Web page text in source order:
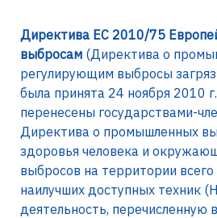
Директива ЕС 2010/75
выбросам (Директива о
регулирующим выбросы
была принята 24 ноября 2010
перенесены государствами-
Директива о промышленных
здоровья человека и
выбросов на территории
наилучших доступных техник
деятельность,